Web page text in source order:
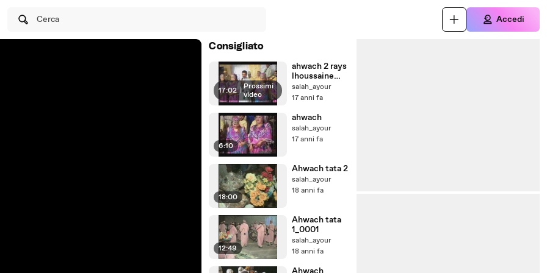
Cerca Accedi
Consigliato
17:02 | Prossimi
video
ahwach 2 rays
lhoussaine
amrrakci
salah_ayour
17 anni fa
6:10
ahwach
salah_ayour
17 anni fa
18:00
Ahwach tata 2
salah_ayour
18 anni fa
12:49
Ahwach tata
1_0001
salah_ayour
18 anni fa